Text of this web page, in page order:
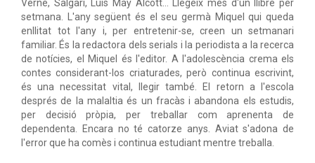
Verne, Salgari, Luis May Alcott... Llegeix més d'un llibre per
setmana. L'any següent és el seu germà Miquel qui queda
enllitat tot l'any i, per entretenir-se, creen un setmanari
familiar. És la redactora dels serials i la periodista a la recerca
de notícies, el Miquel és l'editor. A l'adolescència crema els
contes considerant-los criaturades, però continua escrivint,
és una necessitat vital, llegir també. El retorn a l'escola
després de la malaltia és un fracàs i abandona els estudis,
per decisió pròpia, per treballar com aprenenta de
dependenta. Encara no té catorze anys. Aviat s'adona de
l'error que ha comès i continua estudiant mentre treballa.